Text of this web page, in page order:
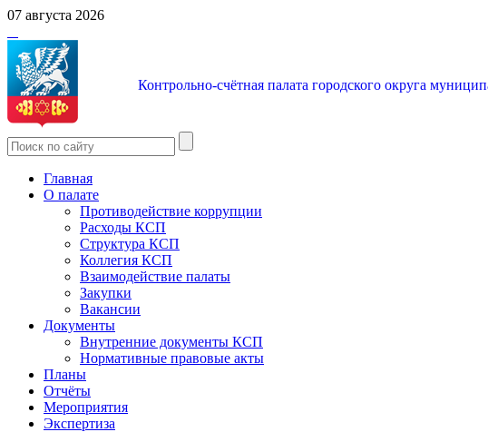
07 августа 2026
Контрольно-счётная палата городского округа
Главная
О палате
Противодействие коррупции
Расходы КСП
Структура КСП
Коллегия КСП
Взаимодействие палаты
Закупки
Вакансии
Документы
Внутренние документы КСП
Нормативные правовые акты
Планы
Отчёты
Мероприятия
Экспертиза